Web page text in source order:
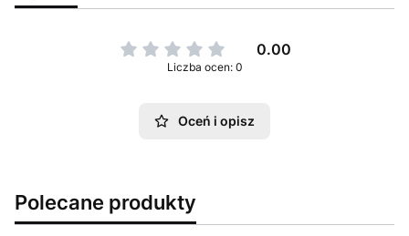
0.00
Liczba ocen: 0
Oceń i opisz
Polecane produkty